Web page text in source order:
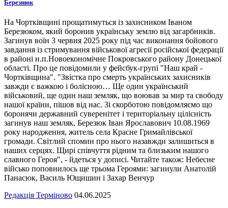
Березнюк
На Чортківщині прощатимуться із захисником Іваном
Березюком, який боронив українську землю від загарбників.
Загинув воїн 3 червня 2025 року під час виконання бойового
завдання із стримування військової агресії російської федерації
в районі н.п.Новоекономічне Покровського району Донецької
області. Про це повідомили у фейсбук-групі "Наш край -
Чортківщина". "Звістка про смерть українських захисників
завжди є важкою і болісною… Ще один український
військовий, ще один наш земляк, що воював за мир та свободу
нашої країни, пішов від нас. Зі скорботою повідомляємо що
боронячи державний суверенітет і територіальну цілісність
загинув наш земляк, Березюк Іван Ярославович 10.08.1969
року народження, житель села Красне Гримайлівської
громади. Світлий спомин про нього назавжди залишиться в
наших серцях. Щирі співчуття рідним та близьким нашого
славного Героя", - йдеться у дописі. Читайте також: Небесне
військо поповнилось ще трьома Героями: загинули Анатолій
Панасюк, Василь Ющишин і Захар Венчур
Редакція Терміново 04.06.2025